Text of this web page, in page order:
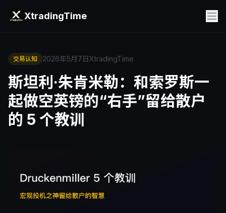
XtradingTime
交易认知 2026年5月7日XtradingTime
斯坦利·朱肯米勒：和索罗斯一
起做空英镑的“右手”留给散户
的 5 个教训